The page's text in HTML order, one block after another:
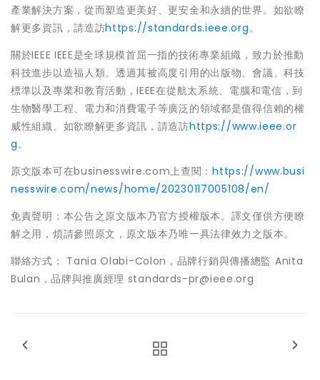
產業解決方案，從而塑造更美好、更安全和永續的世界。如欲瞭
解更多資訊，請造訪https://standards.ieee.org。
關於IEEE IEEE是全球規模首屈一指的技術專業組織，致力於推動
科技進步以造福人類。透過其被高度引用的出版物、會議、科技
標準以及專業和教育活動，IEEE在從航太系統、電腦和電信，到
生物醫學工程、電力和消費電子等廣泛的領域都是值得信賴的權
威性組織。如欲瞭解更多資訊，請造訪https://www.ieee.or
g。
原文版本可在businesswire.com上查閱：https://www.busi
nesswire.com/news/home/20230117005108/en/
免責聲明：本公告之原文版本乃官方授權版本。譯文僅供方便瞭
解之用，煩請參照原文，原文版本乃唯一具法律效力之版本。
聯絡方式： Tania Olabi-Colon，品牌行銷與傳播總監 Anita
Bulan，品牌與推廣經理 standards-pr@ieee.org